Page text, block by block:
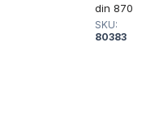
din 870
SKU:
80383